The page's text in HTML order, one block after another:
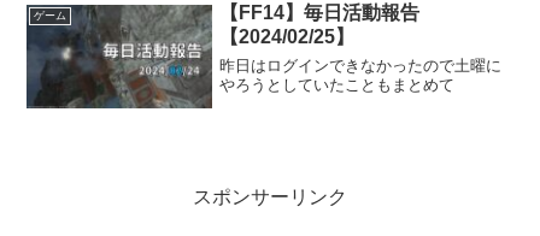
ゲーム
【FF14】毎日活動報告
【2024/02/25】
昨日はログインできなかったので土曜に
やろうとしていたこともまとめて
スポンサーリンク